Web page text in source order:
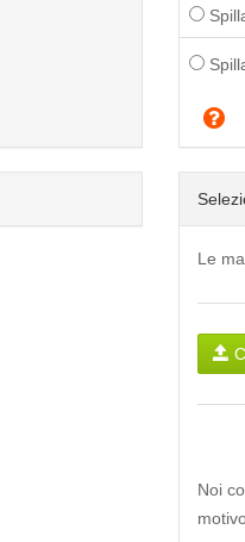
Le
Noi